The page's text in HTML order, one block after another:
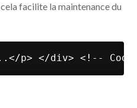
facilite la maintenance du
p> </div> <!--